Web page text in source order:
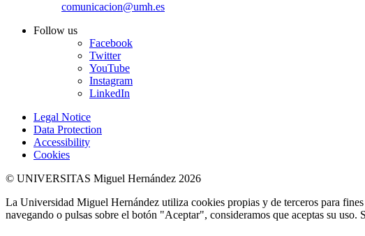
comunicacion@umh.es
Follow us
Facebook
Twitter
YouTube
Instagram
LinkedIn
Legal Notice
Data Protection
Accessibility
Cookies
© UNIVERSITAS Miguel Hernández 2026
La Universidad Miguel Hernández utiliza cookies propias y de terceros para
navegando o pulsas sobre el botón "Aceptar", consideramos que aceptas su